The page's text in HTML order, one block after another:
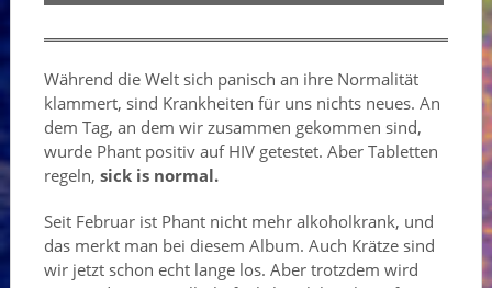
Während die Welt sich panisch an ihre Normalität
klammert, sind Krankheiten für uns nichts neues. An
dem Tag, an dem wir zusammen gekommen sind,
wurde Phant positiv auf HIV getestet. Aber Tabletten
regeln, sick is normal.
Seit Februar ist Phant nicht mehr alkoholkrank, und
das merkt man bei diesem Album. Auch Krätze sind
wir jetzt schon echt lange los. Aber trotzdem wird